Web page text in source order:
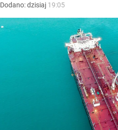
Dodano:dzisiaj 19:05